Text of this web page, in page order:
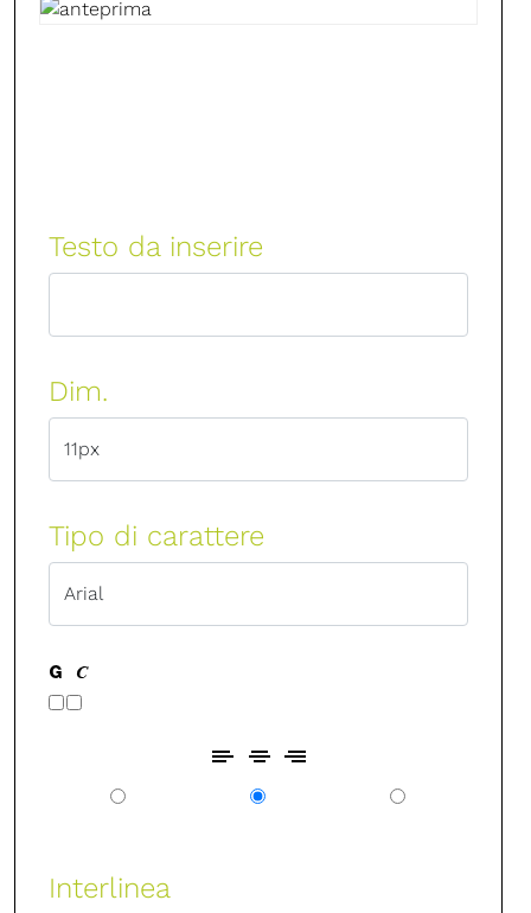
Testo da inserire
Dim.
Tipo di carattere
Interlinea